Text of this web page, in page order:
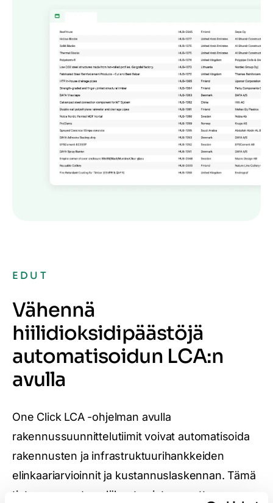
EDUT
Vähennä
hiilidioksidipäästöjä
automatisoidun LCA:n
avulla
One Click LCA -ohjelman avulla
rakennussuunnittelutiimit voivat automatisoida
rakennusten ja infrastruktuurihankkeiden
elinkaariarvioinnit ja kustannuslaskennan. Tämä
tietoon perustuva lähestymistapa auttaa